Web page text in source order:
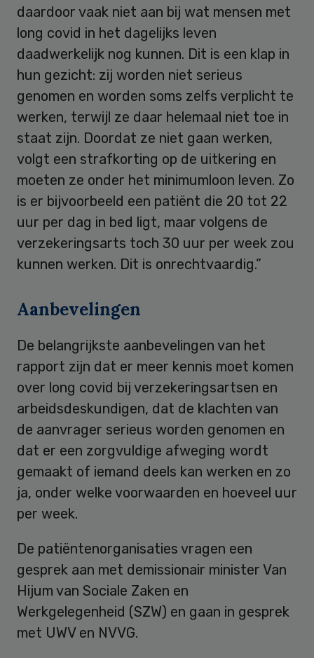
daardoor vaak niet aan bij wat mensen met
long covid in het dagelijks leven
daadwerkelijk nog kunnen. Dit is een klap in
hun gezicht: zij worden niet serieus
genomen en worden soms zelfs verplicht te
werken, terwijl ze daar helemaal niet toe in
staat zijn. Doordat ze niet gaan werken,
volgt een strafkorting op de uitkering en
moeten ze onder het minimumloon leven. Zo
is er bijvoorbeeld een patiënt die 20 tot 22
uur per dag in bed ligt, maar volgens de
verzekeringsarts toch 30 uur per week zou
kunnen werken. Dit is onrechtvaardig.”
Aanbevelingen
De belangrijkste aanbevelingen van het
rapport zijn dat er meer kennis moet komen
over long covid bij verzekeringsartsen en
arbeidsdeskundigen, dat de klachten van
de aanvrager serieus worden genomen en
dat er een zorgvuldige afweging wordt
gemaakt of iemand deels kan werken en zo
ja, onder welke voorwaarden en hoeveel uur
per week.
De patiëntenorganisaties vragen een
gesprek aan met demissionair minister Van
Hijum van Sociale Zaken en
Werkgelegenheid (SZW) en gaan in gesprek
met UWV en NVVG.